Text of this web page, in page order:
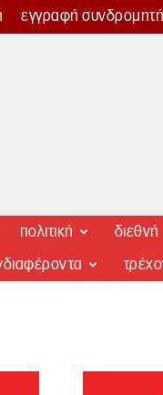
εγγραφή συνδρομητή
πολιτική διεθνή